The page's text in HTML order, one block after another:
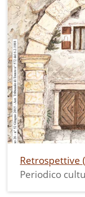
Retrospettive
Periodico